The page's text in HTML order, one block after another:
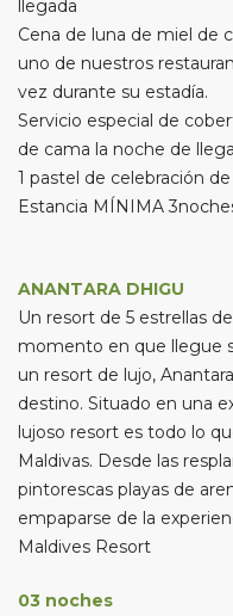
llegada
Cena de luna de miel de
uno de nuestros
vez durante su estadía.
Servicio especial de
de cama la noche de
1 pastel de celebración
Estancia MÍNIMA
ANANTARA DHIGU
Un resort de 5 estrellas
momento en que llegue
un resort de lujo,
destino. Situado en una
lujoso resort es todo lo
Maldivas. Desde las
pintorescas playas de
empaparse de la
Maldives Resort
03 noches